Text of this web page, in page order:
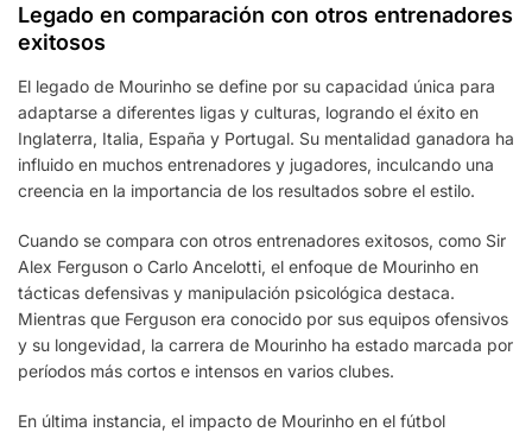
Legado en comparación con otros entrenadores
exitosos
El legado de Mourinho se define por su capacidad única para
adaptarse a diferentes ligas y culturas, logrando el éxito en
Inglaterra, Italia, España y Portugal. Su mentalidad ganadora ha
influido en muchos entrenadores y jugadores, inculcando una
creencia en la importancia de los resultados sobre el estilo.
Cuando se compara con otros entrenadores exitosos, como Sir
Alex Ferguson o Carlo Ancelotti, el enfoque de Mourinho en
tácticas defensivas y manipulación psicológica destaca.
Mientras que Ferguson era conocido por sus equipos ofensivos
y su longevidad, la carrera de Mourinho ha estado marcada por
períodos más cortos e intensos en varios clubes.
En última instancia, el impacto de Mourinho en el fútbol